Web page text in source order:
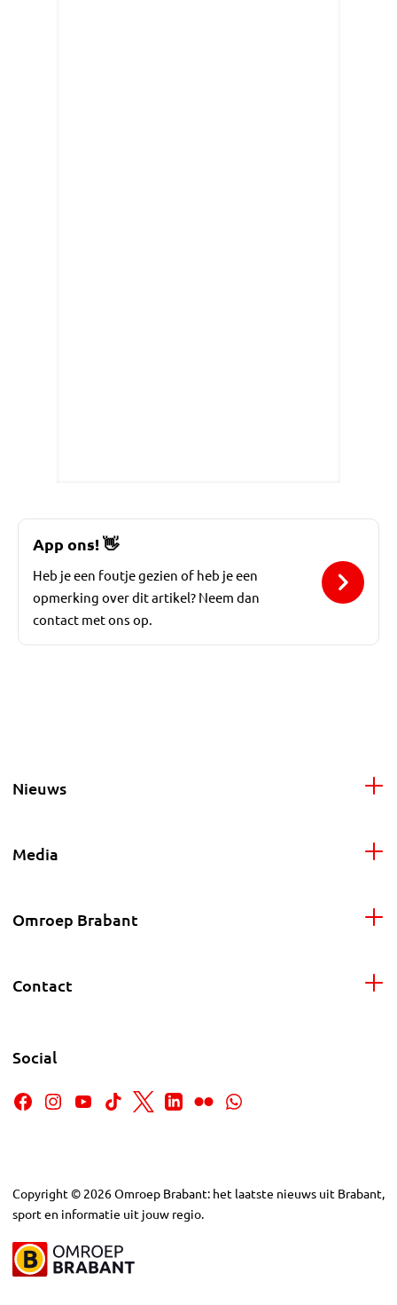
App ons!👋
Heb je een foutje gezien of heb je een
opmerking over dit artikel? Neem dan
contact met ons op.
Nieuws
Media
Omroep Brabant
Contact
Social
Copyright © 2026Omroep Brabant: het laatste nieuws uit Brabant,
sport en informatie uit jouw regio.